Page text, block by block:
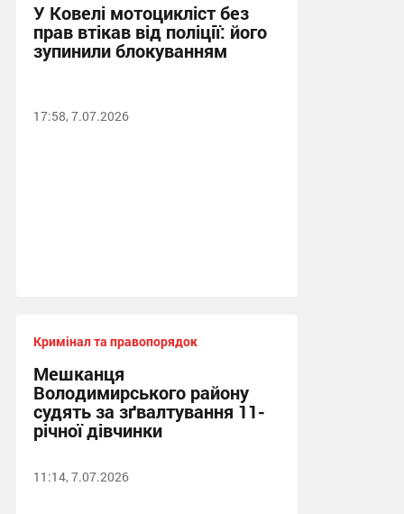
У Ковелі мотоцикліст без
прав втікав від поліції: його
зупинили блокуванням
17:58, 7.07.2026
Кримінал та правопорядок
Мешканця
Володимирського району
судять за зґвалтування 11-
річної дівчинки
11:14, 7.07.2026